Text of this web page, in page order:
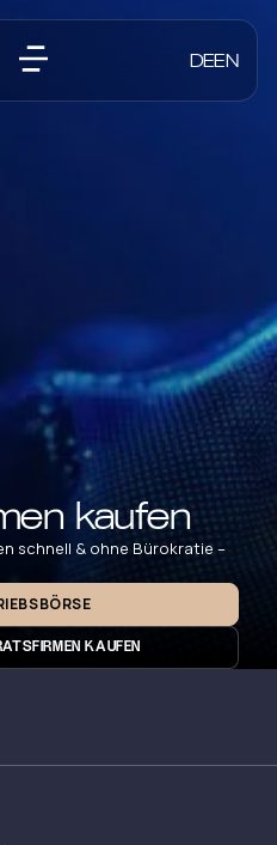
DEEN
kaufen
schnell & ohne Bürokratie –
KAUFEN